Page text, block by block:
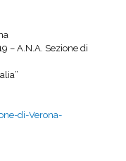
– A.N.A. Sezione di
di-Verona-